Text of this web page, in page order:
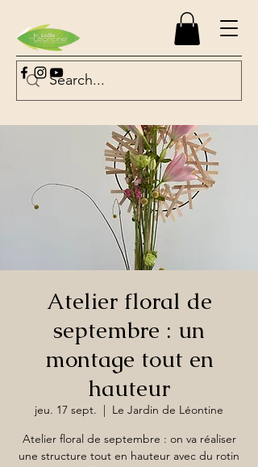
Atelier floral de
septembre : un
montage tout en
hauteur
jeu. 17 sept.
  |
Le Jardin de Léontine
Atelier floral de septembre : on va réaliser
une structure tout en hauteur avec du rotin